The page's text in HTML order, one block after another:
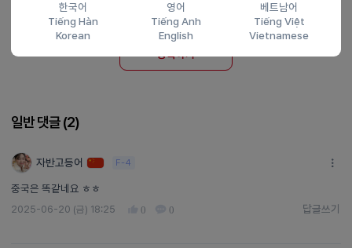
한국어
Tiếng Hàn
Korean
영어
Tiếng Anh
English
베트남어
Tiếng Việt
Vietnamese
등록하기
일반 댓글 (2)
자반고등어 F-4
중국은 똑같네요 ㅎㅎ
2025-06-20 (금) 18:25 0 0
답글쓰기 답글쓰기